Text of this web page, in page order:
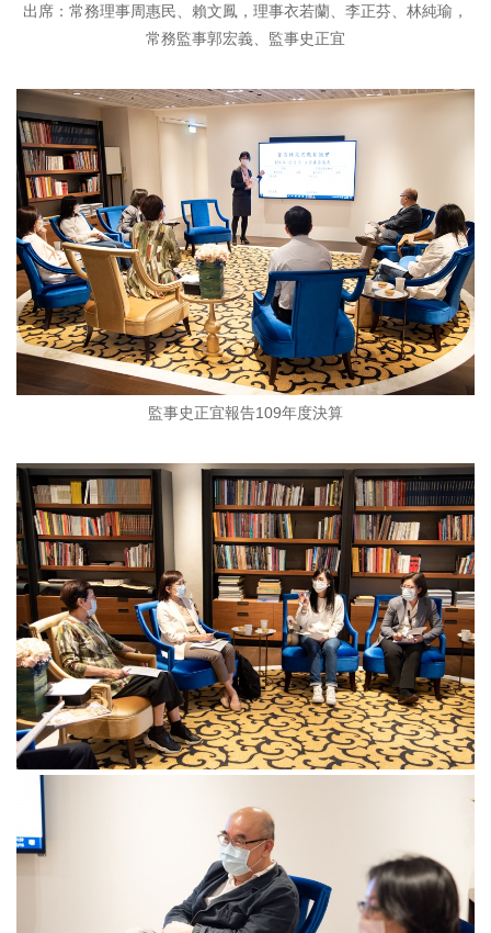
出席：常務理事周惠民、賴文鳳，理事衣若蘭、李正芬、林純瑜，
常務監事郭宏義、監事史正宜
監事史正宜報告109年度決算